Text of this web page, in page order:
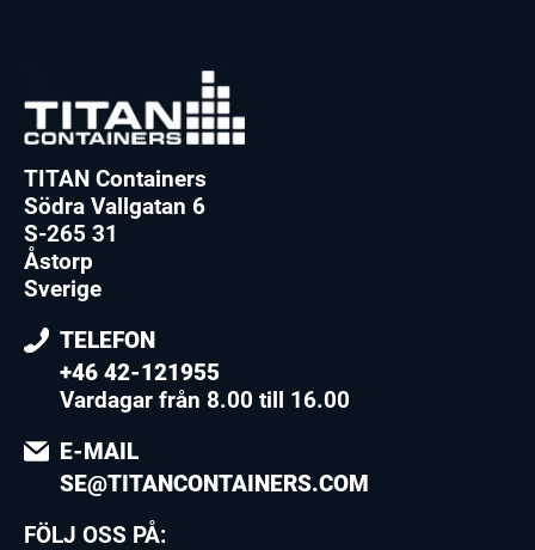
TITAN Containers
Södra Vallgatan 6
S-265 31
Åstorp
Sverige
TELEFON
+46 42-121955
Vardagar från 8.00 till 16.00
E-MAIL
SE@TITANCONTAINERS.COM
FÖLJ OSS PÅ: